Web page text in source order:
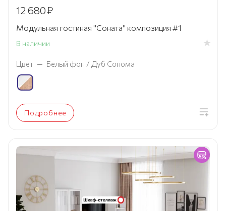
12 680₽
Модульная гостиная "Соната" композиция #1
В наличии
Цвет — Белый фон / Дуб Сонома
Подробнее